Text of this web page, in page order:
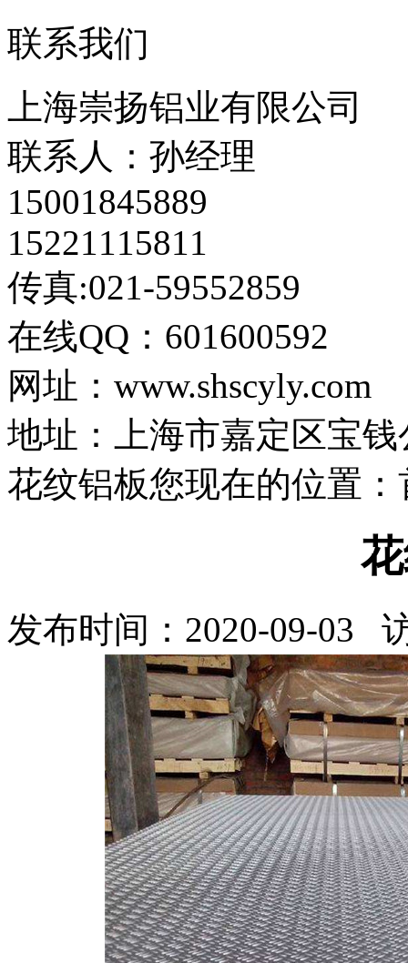
联系我们
上海崇扬铝业有限公司
联系人：孙经理
15001845889
15221115811
传真:021-59552859
在线QQ：601600592
网址：www.shscyly.com
地址：上海市嘉定区宝钱
花纹铝板您现在的位置
发布时间：2020-09-03